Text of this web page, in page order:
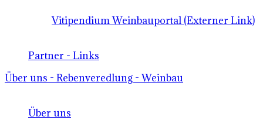
Vitipendium Weinbauportal (Externer Link)
Partner - Links
Über uns - Rebenveredlung - Weinbau
Über uns